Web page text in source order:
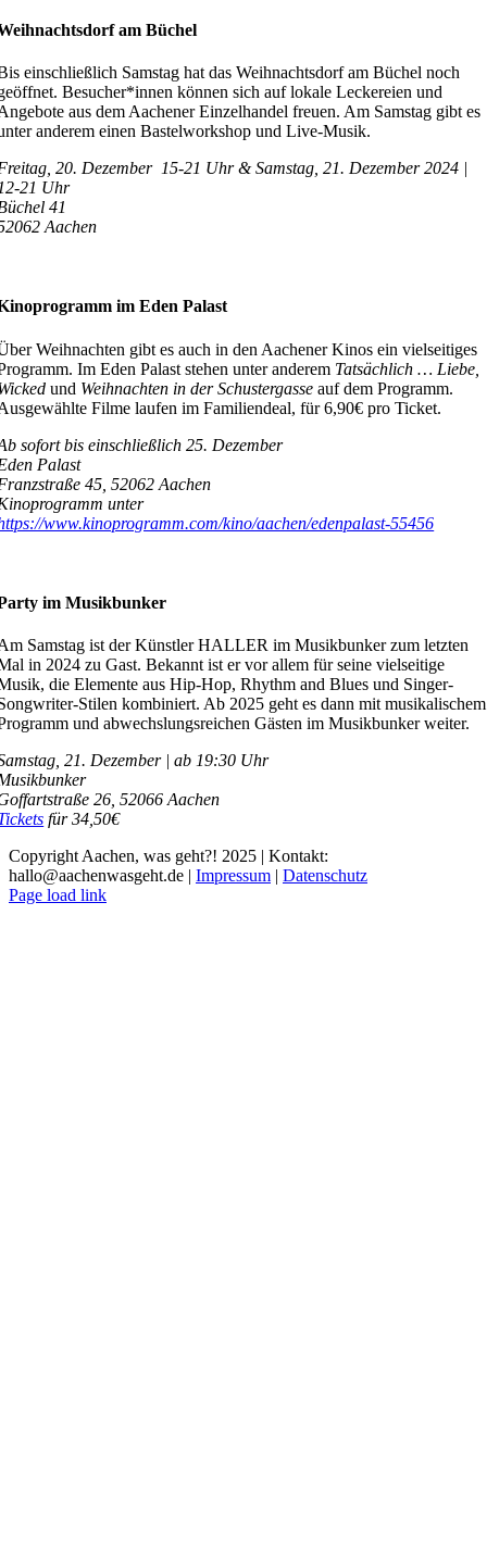
am Büchel
einschließlich Samstag hat das Weihnachtsdorf am Büchel noch
Besucher*innen können sich auf lokale Leckereien und
aus dem Aachener Einzelhandel freuen. Am Samstag gibt es
anderem einen Bastelworkshop und Live-Musik.
20. Dezember 15-21 Uhr & Samstag, 21. Dezember 2024 |
21 Uhr
41
Aachen
im Eden Palast
Weihnachten gibt es auch in den Aachener Kinos ein vielseitiges
Im Eden Palast stehen unter anderem Tatsächlich … Liebe,
und Weihnachten in der Schustergasse auf dem Programm.
Filme laufen im Familiendeal, für 6,90€ pro Ticket.
sofort bis einschließlich 25. Dezember
Palast
45,52062 Aachen
unter
www.kinoprogramm.com/kino/aachen/edenpalast-55456
im Musikbunker
Samstag ist der Künstler HALLER im Musikbunker zum letzten
in 2024 zu Gast. Bekannt ist er vor allem für seine vielseitige
die Elemente aus Hip-Hop, Rhythm and Blues und Singer-
Stilen kombiniert. Ab 2025 geht es dann mit musikalischem
und abwechslungsreichen Gästen im Musikbunker weiter.
21. Dezember | ab 19:30 Uhr
26,52066 Aachen
für 34,50€
Copyright Aachen, was geht?! 2025 | Kontakt:
hallo@aachenwasgeht.de | Impressum | Datenschutz
Instagram
LinkedIn
Tiktok
YouTube
Page load link